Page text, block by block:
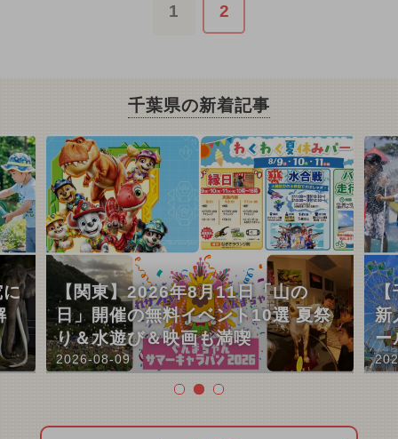
1 2
千葉県の新着記事
に
【関東】2026年8月11日「山の
日」開催の無料イベント10選 夏祭
り＆水遊び＆映画も満喫
2026-08-09
【
新
ー